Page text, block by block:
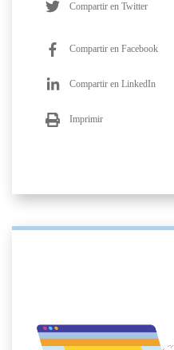
Compartir en Twitter
Compartir en Facebook
Compartir en LinkedIn
Imprimir